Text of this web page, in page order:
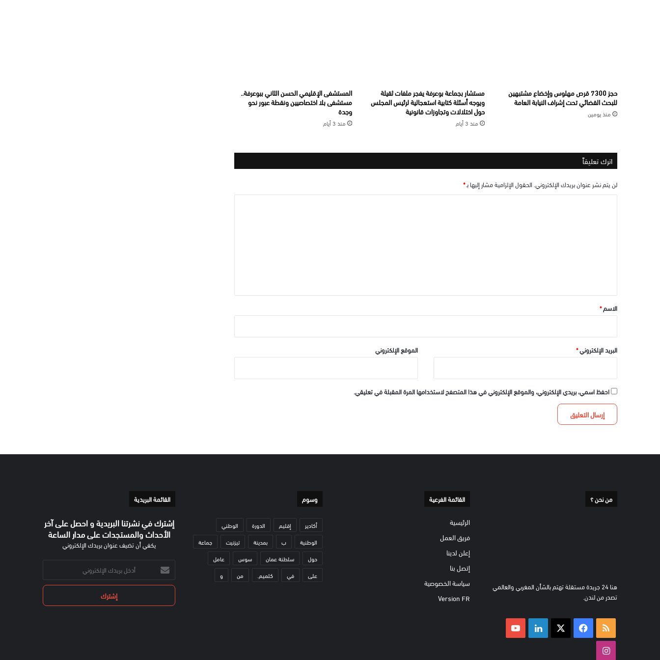
حجز 7300 قرص مهلوس وإخضاع مشتبهين
للبحث القضائي تحت إشراف النيابة العامة
منذ يومين
مستشار بجماعة بوعرفة يفجر ملفات ثقيلة
ويوجه أسئلة كتابية استعجالية لرئيس المجلس
حول اختلالات وتجاوزات قانونية
منذ 3 أيام
المستشفى الإقليمي الحسن الثاني ببوعرفة..
مستشفى بلا اختصاصيين ونقطة عبور نحو
وجدة
منذ 3 أيام
اترك تعليقاً
لن يتم نشر عنوان بريدك الإلكتروني. الحقول الإلزامية مشار إليها بـ*
*الاسم*
البريد الإلكتروني* الموقع الإلكتروني
احفظ اسمي، بريدي الإلكتروني، والموقع الإلكتروني في هذا المتصفح لاستخدامها المرة المقبلة في تعليقي.
من نحن ؟
هنا 24 جريدة مستقلة تهتم بالشأن المغربي والعالمي
تصدر من لندن.
ملخص فيسبوك لينكدإن
القائمة الفرعية
الرئيسية
فريق العمل
إعلن لدينا
إتصل بنا
سياسة الخصوصية
Version FR
وسوم
أكادير إقليم الدورة
الوطني
الوطنية
ب بمدينة تيزنيت
جماعة
حول
سلطنة عمان سوس
عامل
على
في كلميم. من و
القائمة البريدية
إشترك في نشرتنا البريدية و احصل على آخر
الأحداث والمستجدات على مدار الساعة
يكفي أن تضيف عنوان بريدك الإلكتروني
أدخل
بريدك
الإلكتروني